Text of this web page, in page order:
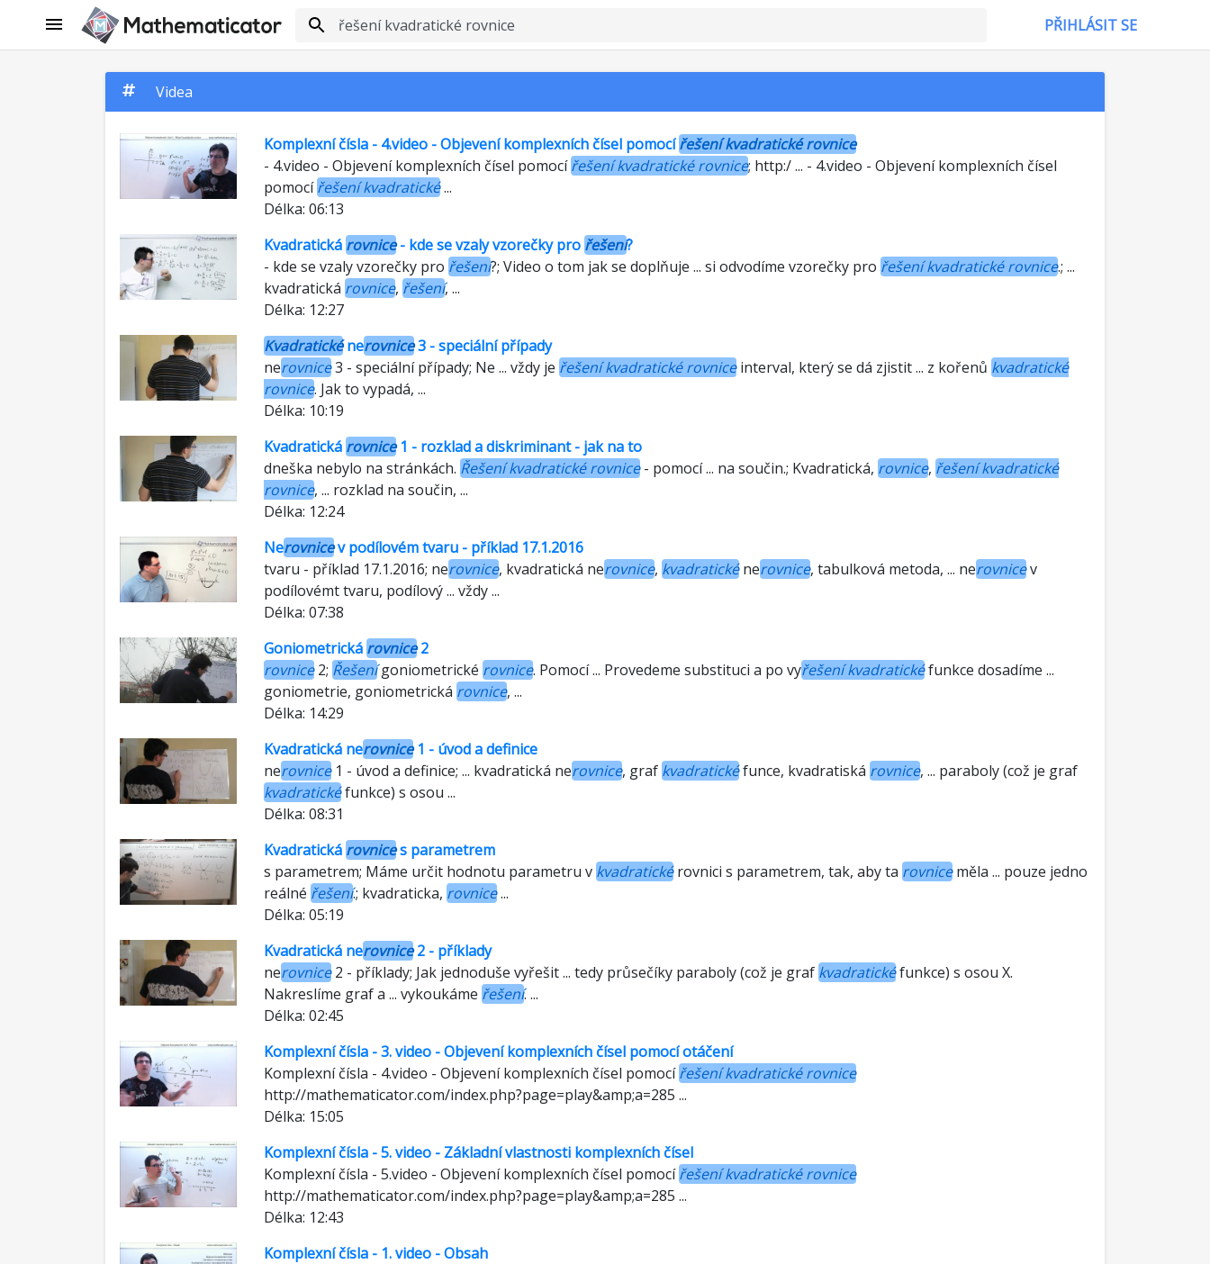
PŘIHLÁSIT SE
Videa
Komplexní čísla - 4.video - Objevení komplexních čísel pomocířešení kvadratické rovnice
- 4.video - Objevení komplexních čísel pomocířešení kvadratické rovnice; http:/ ... - 4.video - Objevení komplexních čísel
pomocířešení kvadratické...
Délka: 06:13
Kvadratická rovnice- kde se vzaly vzorečky pro řešení?
- kde se vzaly vzorečky pro řešení?; Video o tom jak se doplňuje ... si odvodíme vzorečky pro řešení kvadratické rovnice.; ...
kvadratická rovnice, řešení, ...
Délka: 12:27
Kvadratickénerovnice3 - speciální případy
nerovnice3 - speciální případy; Ne ... vždy je řešení kvadratické rovniceinterval, který se dá zjistit ... z kořenů kvadratické
rovnice. Jak to vypadá, ...
Délka: 10:19
Kvadratická rovnice1 - rozklad a diskriminant - jak na to
dneška nebylo na stránkách. Řešení kvadratické rovnice- pomocí ... na součin.; Kvadratická, rovnice, řešení kvadratické
rovnice, ... rozklad na součin, ...
Délka: 12:24
Nerovnicev podílovém tvaru - příklad 17.1.2016
tvaru - příklad 17.1.2016; nerovnice, kvadratická nerovnice, kvadratickénerovnice, tabulková metoda, ... nerovnicev
podílovémt tvaru, podílový ... vždy ...
Délka: 07:38
Goniometrická rovnice2
rovnice2; Řešenígoniometrické rovnice. Pomocí ... Provedeme substituci a po vyřešení kvadratickéfunkce dosadíme ...
goniometrie, goniometrická rovnice, ...
Délka: 14:29
Kvadratická nerovnice1 - úvod a definice
nerovnice1 - úvod a definice; ... kvadratická nerovnice, graf kvadratickéfunce, kvadratiská rovnice, ... paraboly (což je graf
kvadratickéfunkce) s osou ...
Délka: 08:31
Kvadratická rovnices parametrem
s parametrem; Máme určit hodnotu parametru v kvadratickérovnici s parametrem, tak, aby ta rovniceměla ... pouze jedno
reálné řešení.; kvadraticka, rovnice...
Délka: 05:19
Kvadratická nerovnice2 - příklady
nerovnice2 - příklady; Jak jednoduše vyřešit ... tedy průsečíky paraboly (což je graf kvadratickéfunkce) s osou X.
Nakreslíme graf a ... vykoukáme řešení. ...
Délka: 02:45
Komplexní čísla - 3. video - Objevení komplexních čísel pomocí otáčení
Komplexní čísla - 4.video - Objevení komplexních čísel pomocířešení kvadratické rovnice
http://mathematicator.com/index.php?page=play&amp;a=285 ...
Délka: 15:05
Komplexní čísla - 5. video - Základní vlastnosti komplexních čísel
Komplexní čísla - 5.video - Objevení komplexních čísel pomocířešení kvadratické rovnice
http://mathematicator.com/index.php?page=play&amp;a=285 ...
Délka: 12:43
Komplexní čísla - 1. video - Obsah